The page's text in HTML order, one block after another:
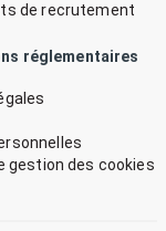
de recrutement
réglementaires
gestion des cookies